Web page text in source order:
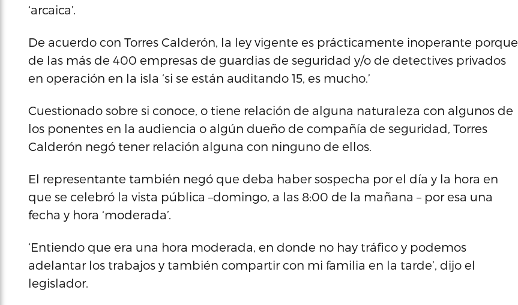
‘arcaica’.
De acuerdo con Torres Calderón, la ley vigente es prácticamente inoperante porque
de las más de 400 empresas de guardias de seguridad y/o de detectives privados
en operación en la isla ‘si se están auditando 15, es mucho.’
Cuestionado sobre si conoce, o tiene relación de alguna naturaleza con algunos de
los ponentes en la audiencia o algún dueño de compañía de seguridad, Torres
Calderón negó tener relación alguna con ninguno de ellos.
El representante también negó que deba haber sospecha por el día y la hora en
que se celebró la vista pública –domingo, a las 8:00 de la mañana – por esa una
fecha y hora ‘moderada’.
‘Entiendo que era una hora moderada, en donde no hay tráfico y podemos
adelantar los trabajos y también compartir con mi familia en la tarde’, dijo el
legislador.